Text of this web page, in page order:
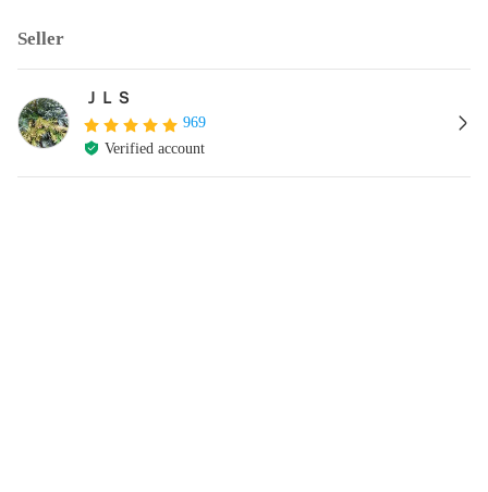
Seller
ＪＬＳ
969
Verified account